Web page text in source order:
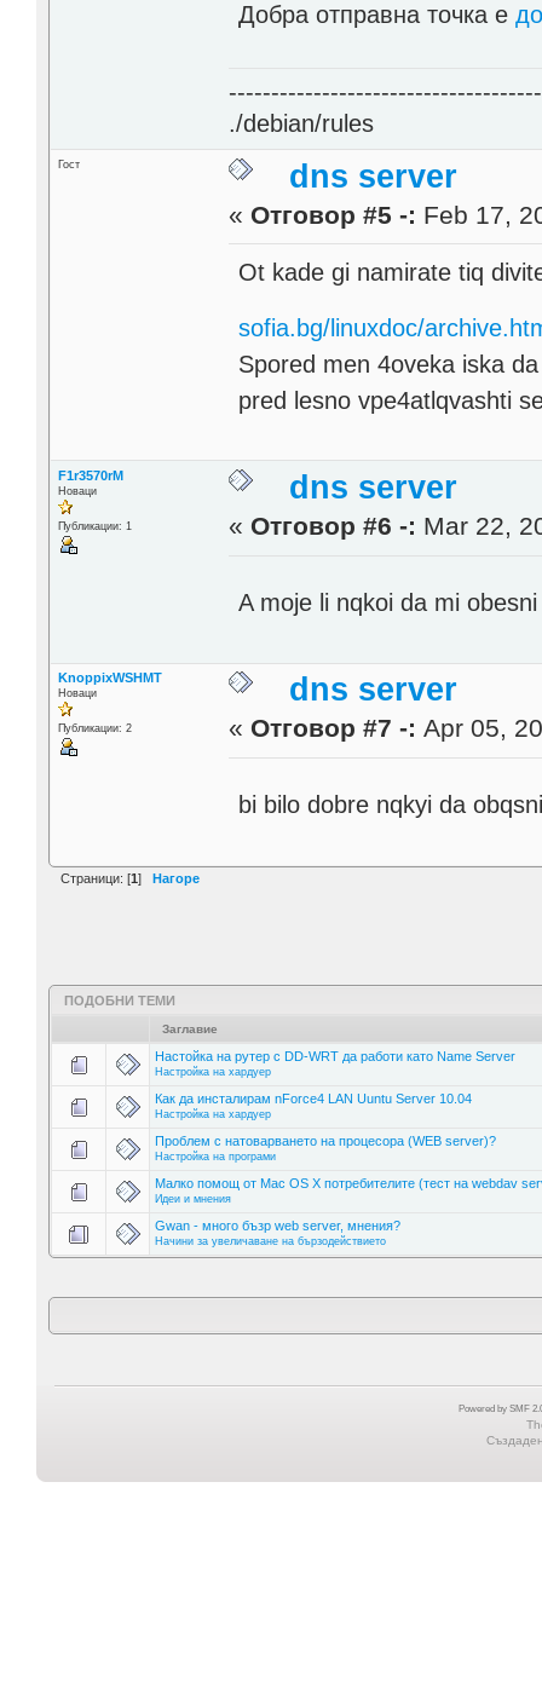
Добра отправна точка е
./debian/rules
Гост dns server
« Отговор #5 -: Feb 17,
Ot kade gi namirate tiq
sofia.bg/linuxdoc/
Spored men 4oveka iska
pred lesno vpe4atlqvashti
F1r3570rM
Новаци
Публикации: 1
dns server
« Отговор #6 -: Mar 22,
A moje li nqkoi da mi
KnoppixWSHMT
Новаци
Публикации: 2
dns server
« Отговор #7 -: Apr 05,
bi bilo dobre nqkyi da
Страници: [1] Нагоре
ПОДОБНИ ТЕМИ
Заглавие
Настойка на рутер с DD-WRT да работи като Name Server
Настройка на хардуер
Как да инсталирам nForce4 LAN Uuntu Server 10.04
Настройка на хардуер
Проблем с натоварването на процесора (WEB server)?
Настройка на програми
Малко помощ от Mac OS X потребителите (тест на webdav
Идеи и мнения
Gwan - много бъзр web server, мнения?
Начини за увеличаване на бързодействието
Powered by SMF